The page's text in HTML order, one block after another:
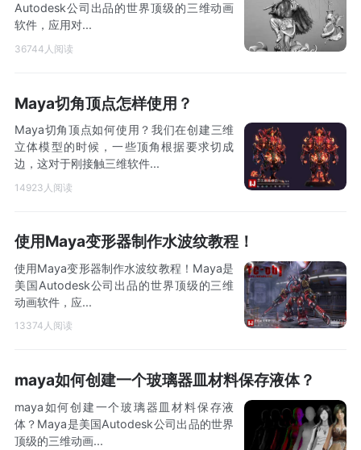
Autodesk公司出品的世界顶级的三维动画
软件，应用对...
36744人阅读
Maya切角顶点怎样使用？
Maya切角顶点如何使用？我们在创建三维
立体模型的时候，一些顶角根据要求切成
边，这对于刚接触三维软件...
14923人阅读
使用Maya变形器制作水波纹教程！
使用Maya变形器制作水波纹教程！Maya是
美国Autodesk公司出品的世界顶级的三维
动画软件，应...
13374人阅读
maya如何创建一个玻璃器皿材料保存液体？
maya如何创建一个玻璃器皿材料保存液
体？Maya是美国Autodesk公司出品的世界
顶级的三维动画...